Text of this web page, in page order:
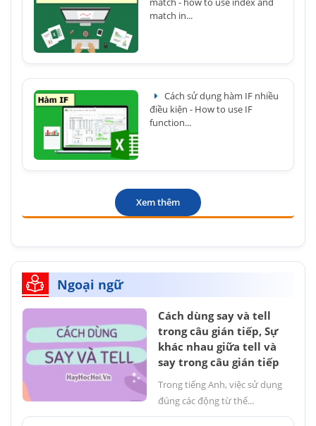
match in...
Cách sử dụng hàm IF nhiều
điều kiện - How to use IF
function...
Xem thêm
Ngoại ngữ
Cách dùng say và tell
trong câu gián tiếp, Sự
khác nhau giữa tell và
say trong câu gián tiếp
Trong tiếng Anh, việc sử dụng
đúng các động từ thể...